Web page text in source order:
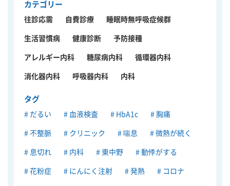
カテゴリー
往診応需 自費診療 睡眠時無呼吸症候群
生活習慣病 健康診断 予防接種
アレルギー内科 糖尿病内科 循環器内科
消化器内科 呼吸器内科 内科
タグ
だるい 血液検査 HbA1c 胸痛
不整脈 クリニック 喘息 微熱が続く
息切れ 内科 東中野 動悸がする
花粉症 にんにく注射 発熱 コロナ